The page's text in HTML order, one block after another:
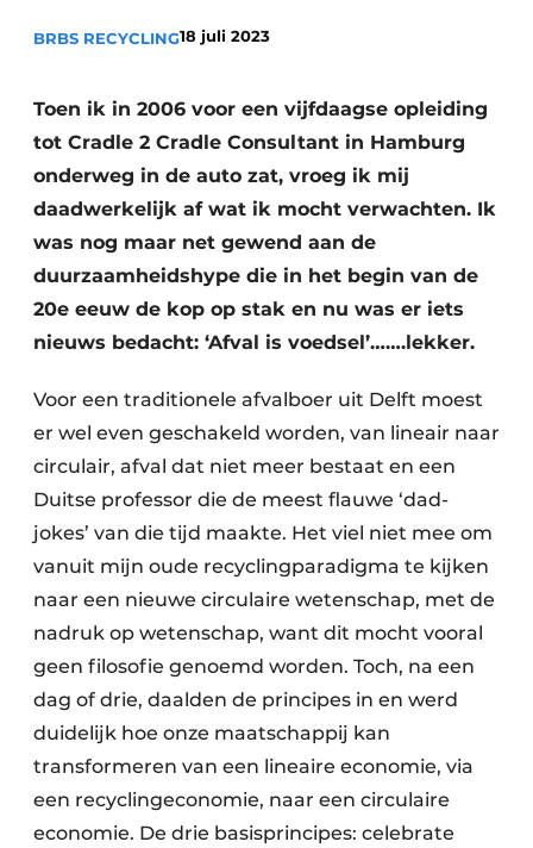
Vacature aanmelden
Video’s
Kranen
Recyclinginstallaties
Detectieapparatuur
Stofbeheersing
Uitrustingsstukken
Transportbanden
Zeven & Brekers
Bedrijfsafval
Bouw & Sloopafval
Elektronisch Afval
Glasrecyclage
BRBS RECYCLING18 juli 2023
Toen ik in 2006 voor een vijfdaagse opleiding
tot Cradle 2 Cradle Consultant in Hamburg
onderweg in de auto zat, vroeg ik mij
daadwerkelijk af wat ik mocht verwachten. Ik
was nog maar net gewend aan de
duurzaamheidshype die in het begin van de
20e eeuw de kop op stak en nu was er iets
nieuws bedacht: ‘Afval is voedsel’…….lekker.
Voor een traditionele afvalboer uit Delft moest
er wel even geschakeld worden, van lineair naar
circulair, afval dat niet meer bestaat en een
Duitse professor die de meest flauwe ‘dad-
jokes’ van die tijd maakte. Het viel niet mee om
vanuit mijn oude recyclingparadigma te kijken
naar een nieuwe circulaire wetenschap, met de
nadruk op wetenschap, want dit mocht vooral
geen filosofie genoemd worden. Toch, na een
dag of drie, daalden de principes in en werd
duidelijk hoe onze maatschappij kan
transformeren van een lineaire economie, via
een recyclingeconomie, naar een circulaire
economie. De drie basisprincipes: celebrate